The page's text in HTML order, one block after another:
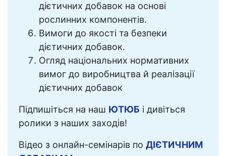
дієтичних добавок на основі
рослинних компонентів.
Вимоги до якості та безпеки
дієтичних добавок.
Огляд національних нормативних
вимог до виробництва й реалізації
дієтичних добавок
Підпишіться на наш ЮТЮБ і дивіться
ролики з наших заходів!
Відео з онлайн-семінарів по ДІЄТИЧНИМ